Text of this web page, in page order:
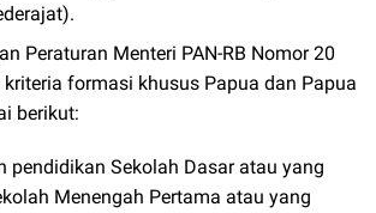
Peraturan Menteri PAN-RB Nomor 20
kriteria formasi khusus Papua dan Papua
berikut:
pendidikan Sekolah Dasar atau yang
Menengah Pertama atau yang